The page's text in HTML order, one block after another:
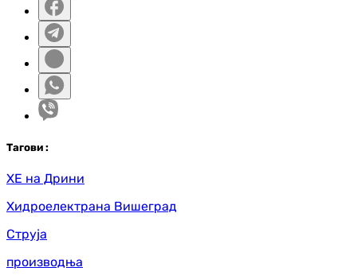
Тагови :
ХЕ на Дрини
Хидроелектрана Вишеград
Струја
производња